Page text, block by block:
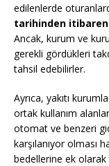
edilenlerde
tarihinden itibaren
Ancak, kurum ve
gerekli gördükleri
tahsil edebilirler.
Ayrıca, yakıtı
ortak kullanım
otomat ve benzeri
karşılanıyor olması
bedellerine ek